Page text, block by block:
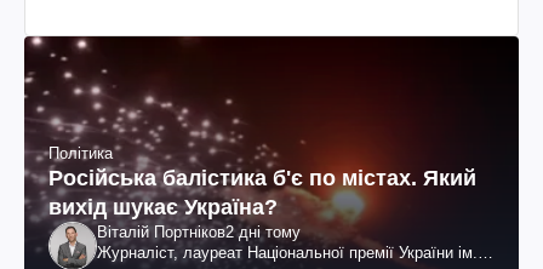
Політика
Російська балістика б'є по містах. Який
вихід шукає Україна?
Віталій Портніков2 дні тому
Журналіст, лауреат Національної премії України ім.